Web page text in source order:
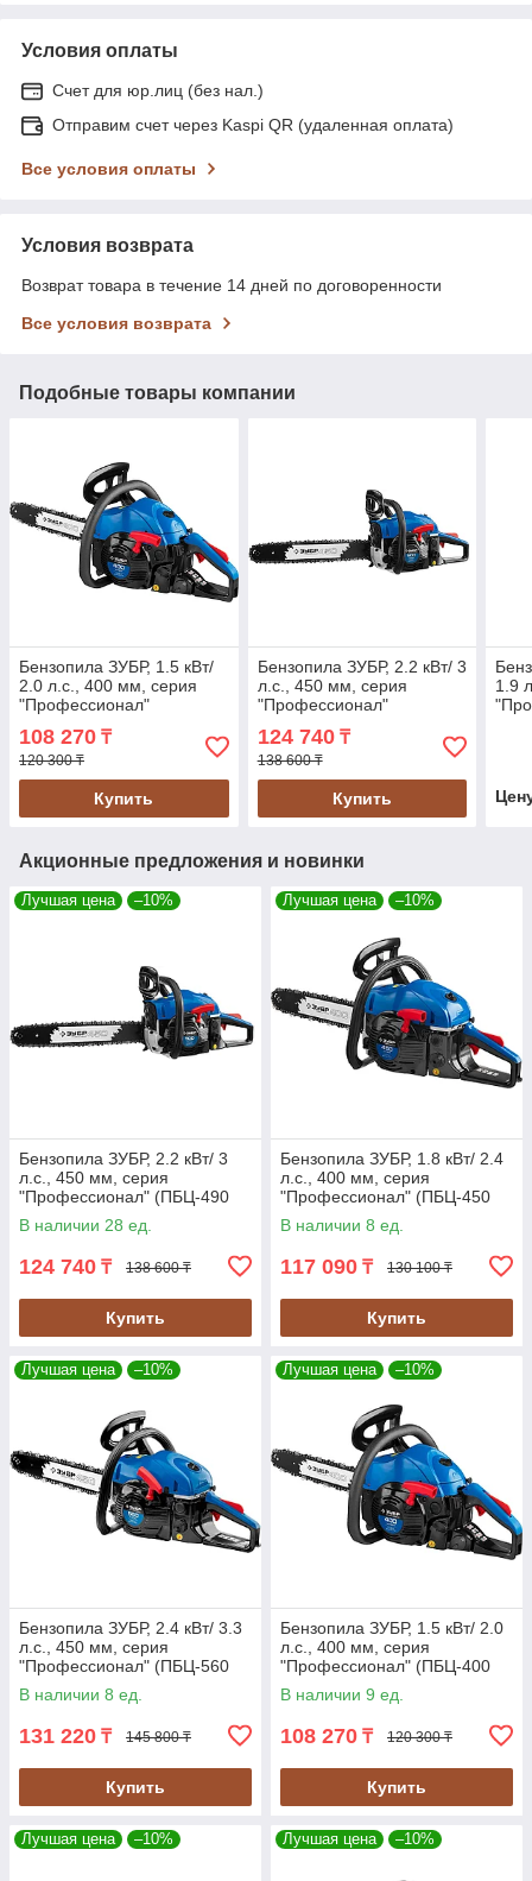
Условия оплаты
Счет для юр.лиц (без нал.)
Отправим счет через Kaspi QR (удаленная оплата)
Все условия оплаты
Условия возврата
Возврат товара в течение 14 дней по договоренности
Все условия возврата
Подобные товары компании
Бензопила ЗУБР, 1.5 кВт/
2.0 л.с., 400 мм, серия
"Профессионал"
(ПБЦ-400 40П)
108 270 ₸
120 300 ₸
Купить
Бензопила ЗУБР, 2.2 кВт/ 3
л.с., 450 мм, серия
"Профессионал"
(ПБЦ-490 45ДП)
124 740₸
138 600 ₸
Купить
1.9
Акционные предложения и новинки
Лучшая цена –10%
Бензопила ЗУБР, 2.2 кВт/ 3
л.с., 450 мм, серия
"Профессионал" (ПБЦ-490
45ДП)
В наличии 28 ед.
124 740 ₸ 138 600 ₸
Купить
Лучшая цена –10%
Бензопила ЗУБР, 1.8 кВт/ 2.4
л.с., 400 мм, серия
"Профессионал" (ПБЦ-450
40П)
В наличии 8 ед.
117 090 ₸ 130 100 ₸
Купить
Лучшая цена –10%
Бензопила ЗУБР, 2.4 кВт/ 3.3
л.с., 450 мм, серия
"Профессионал" (ПБЦ-560
45ДП)
В наличии 8 ед.
131 220 ₸ 145 800 ₸
Купить
Лучшая цена –10%
Бензопила ЗУБР, 1.5 кВт/ 2.0
л.с., 400 мм, серия
"Профессионал" (ПБЦ-400
40П)
В наличии 9 ед.
108 270 ₸ 120 300 ₸
Купить
Лучшая цена –10% Лучшая цена –10%